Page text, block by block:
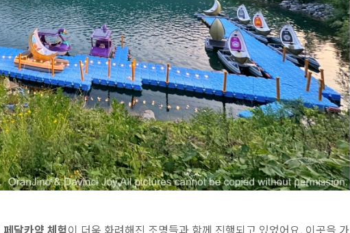
페달카약 체험이 더욱 화려해진 조명들과 함께 진행되고 있었어요. 이곳을 가